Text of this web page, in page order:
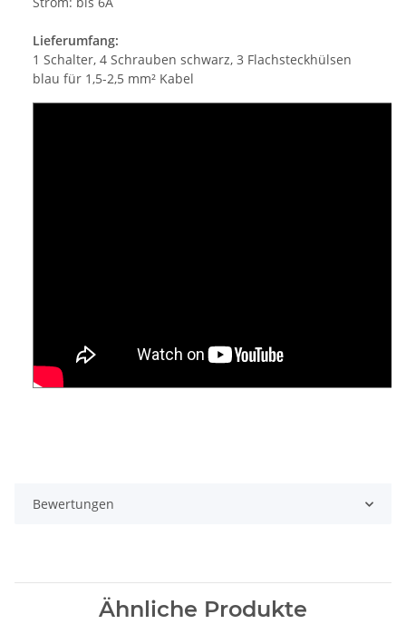
Lieferumfang:
1 Schalter, 4 Schrauben schwarz, 3 Flachsteckhülsen
blau für 1,5-2,5 mm² Kabel
Bewertungen
Ähnliche Produkte